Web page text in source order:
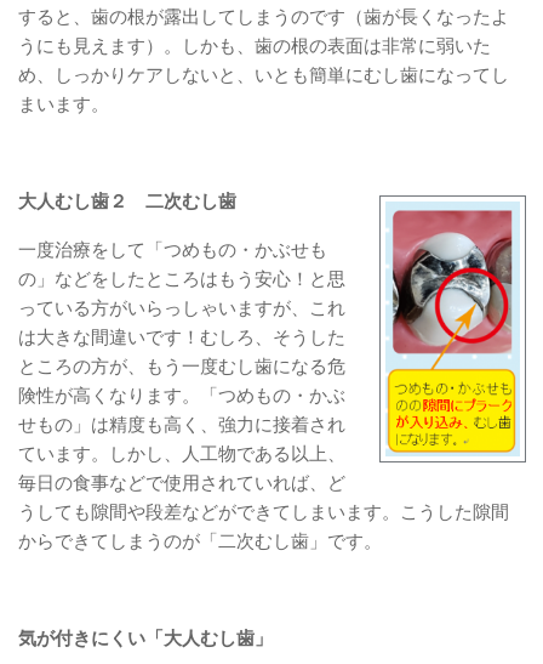
すると、歯の根が露出してしまうのです（歯が長くなったよ
うにも見えます）。しかも、歯の根の表面は非常に弱いた
め、しっかりケアしないと、いとも簡単にむし歯になってし
まいます。
大人むし歯２ 二次むし歯
一度治療をして「つめもの・かぶせも
の」などをしたところはもう安心！と思
っている方がいらっしゃいますが、これ
は大きな間違いです！むしろ、そうした
ところの方が、もう一度むし歯になる危
険性が高くなります。「つめもの・かぶ
せもの」は精度も高く、強力に接着され
ています。しかし、人工物である以上、
毎日の食事などで使用されていれば、ど
うしても隙間や段差などができてしまいます。こうした隙間
からできてしまうのが「二次むし歯」です。
気が付きにくい「大人むし歯」